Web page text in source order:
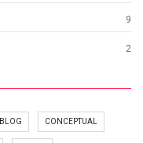
9
2
BLOG CONCEPTUAL